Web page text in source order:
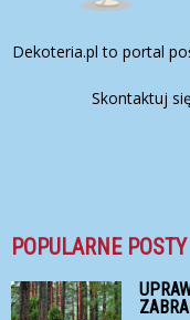
Dekoteria.pl to portal
Skontaktuj
POPULARNE POSTY